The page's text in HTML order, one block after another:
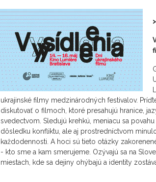
ukrajinské filmy medzinárodných festivalov.
diskutovať o filmoch, ktoré presahujú hranice,
svedectvom. Sledujú krehkú, meniacu sa
dôsledku konfliktu, ale aj prostredníctvom
každodennosti. A hoci sú tieto otázky
- kto sme a kam smerujeme. Ozývajú sa na
miestach, kde sa dejiny ohýbajú a identity